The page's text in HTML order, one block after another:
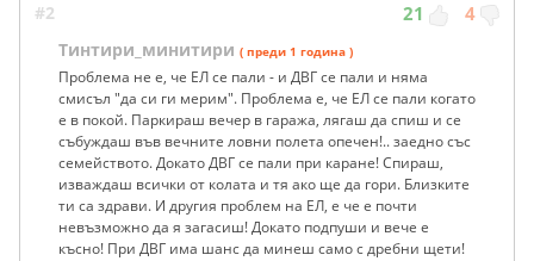
#2 21 4
Тинтири_минитири ( преди 1 година )
Проблема не е, че ЕЛ се пали - и ДВГ се пали и няма
смисъл "да си ги мерим". Проблема е, че ЕЛ се пали когато
е в покой. Паркираш вечер в гаража, лягаш да спиш и се
събуждаш във вечните ловни полета опечен!.. заедно със
семейството. Докато ДВГ се пали при каране! Спираш,
изваждаш всички от колата и тя ако ще да гори. Близките
ти са здрави. И другия проблем на ЕЛ, е че е почти
невъзможно да я загасиш! Докато подпуши и вече е
късно! При ДВГ има шанс да минеш само с дребни щети!